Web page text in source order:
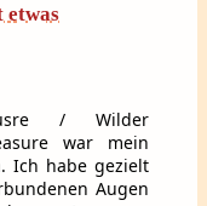
etwas
/ Wilder
war mein
Ich habe gezielt
Augen